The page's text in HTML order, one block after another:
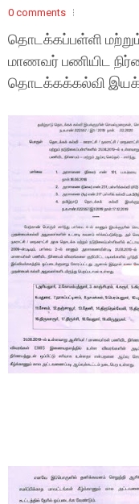
0 comments
தொடக்கப்பள்ளி மற்றும்
மாணவர் பணியிட
தொடக்கக்கல்வி